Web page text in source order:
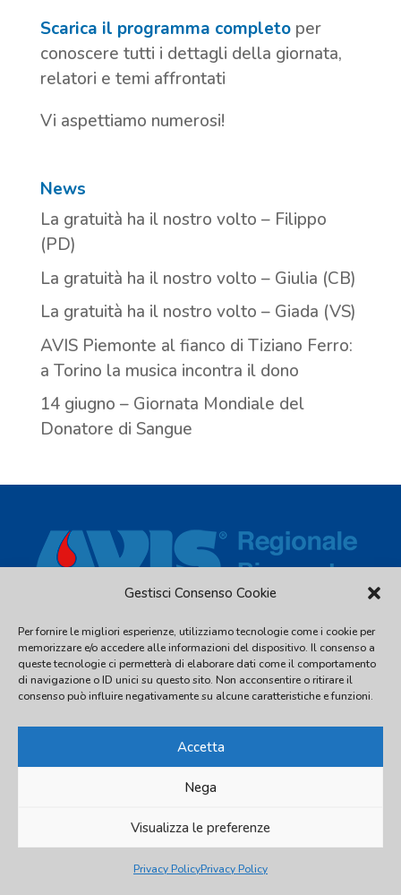
Gestisci Consenso Cookie
Per fornire le migliori esperienze, utilizziamo tecnologie come i cookie per
memorizzare e/o accedere alle informazioni del dispositivo. Il consenso a
queste tecnologie ci permetterà di elaborare dati come il comportamento
di navigazione o ID unici su questo sito. Non acconsentire o ritirare il
consenso può influire negativamente su alcune caratteristiche e funzioni.
Accetta
Nega
Visualizza le preferenze
Privacy PolicyPrivacy Policy
Scarica il programma completoper
conoscere tutti i dettagli della giornata,
relatori e temi affrontati
Vi aspettiamo numerosi!
News
La gratuità ha il nostro volto – Filippo
(PD)
La gratuità ha il nostro volto – Giulia (CB)
La gratuità ha il nostro volto – Giada (VS)
AVIS Piemonte al fianco di Tiziano Ferro:
a Torino la musica incontra il dono
14 giugno – Giornata Mondiale del
Donatore di Sangue
Via Piave, 54 - 10044 Pianezza (TO) - C.F. 97539810016 - Tel.
011.2480338
info@avispiemonte.it- avispiemonte@pec.avispiemonte.it
Privacy Policy